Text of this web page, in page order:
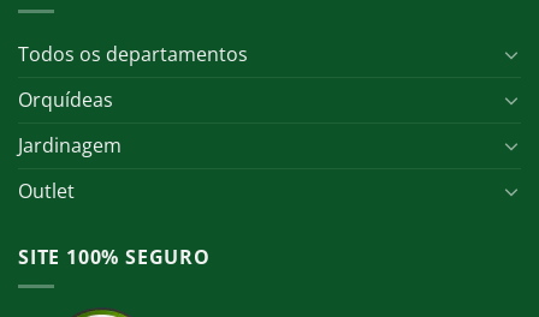
Todos os departamentos
Orquídeas
Jardinagem
Outlet
SITE 100% SEGURO